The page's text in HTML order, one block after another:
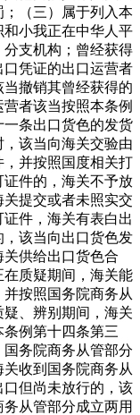
（三）属于列入本
小我正在中华人平
支机构；曾经获得
凭证的出口运营者
撤销其曾经获得的
者该当按照本条例
条出口货色的发货
该当向海关交验由
并按照国度相关打
件的，海关不予放
提交或者未照实交
件，海关有表白出
该当向出口货色发
供给出口货色合
质疑期间，海关能
按照国务院商务从
、辨别期间，海关
例第十四条第三
务院商务从管部分
收到国务院商务从
但尚未放行的，该
从管部分成立两用